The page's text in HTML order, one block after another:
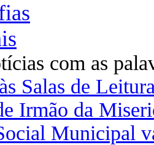
com as
Salas de
Irmão da
Municipal